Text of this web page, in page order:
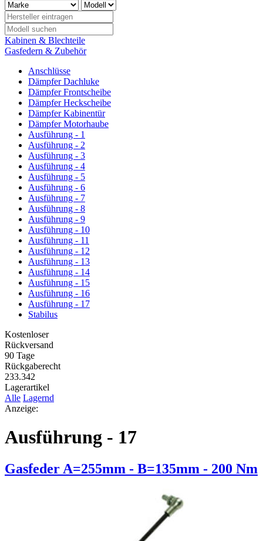
Kabinen & Blechteile
Gasfedern & Zubehör
Anschlüsse
Dämpfer Dachluke
Dämpfer Frontscheibe
Dämpfer Heckscheibe
Dämpfer Kabinentür
Dämpfer Motorhaube
Ausführung - 1
Ausführung - 2
Ausführung - 3
Ausführung - 4
Ausführung - 5
Ausführung - 6
Ausführung - 7
Ausführung - 8
Ausführung - 9
Ausführung - 10
Ausführung - 11
Ausführung - 12
Ausführung - 13
Ausführung - 14
Ausführung - 15
Ausführung - 16
Ausführung - 17
Stabilus
Kostenloser
Rückversand
90 Tage
Rückgaberecht
233.342
Lagerartikel
Alle Lagernd
Anzeige:
Ausführung - 17
Gasfeder A=255mm - B=135mm - 200 Nm